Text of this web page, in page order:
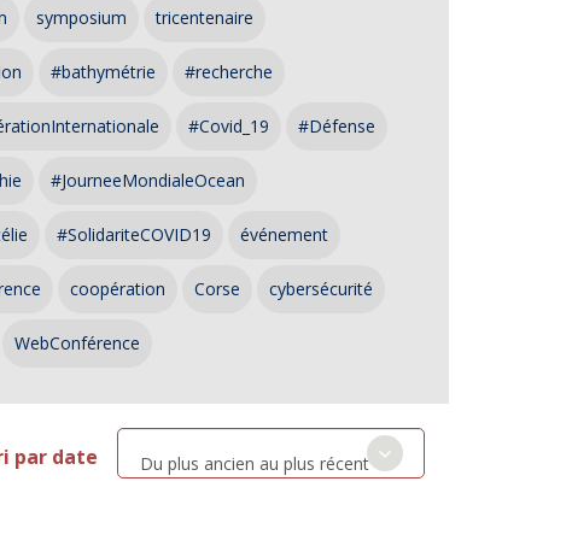
symposium tricentenaire
#bathymétrie #recherche
#Covid_19 #Défense
#JourneeMondialeOcean
#SolidariteCOVID19 événement
coopération Corse cybersécurité
WebConférence
par date Du plus ancien au plus récent